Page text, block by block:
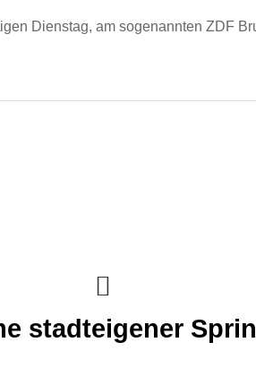
Dienstag, am sogenannten ZDF
stadteigener